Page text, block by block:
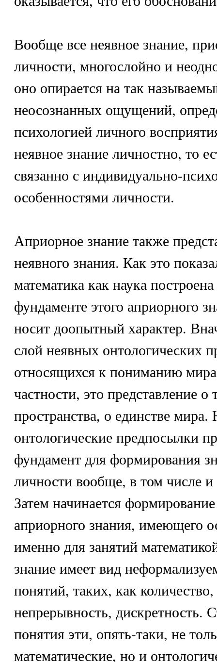
Вообще все неявное знание,
личности, многослойно и
оно опирается на так
неосознанных ощущений,
психологией личного
неявное знание личностно, то
связанно с индивидуально-
особенностями личности.
Априорное знание также
неявного знания. Как это
математика как наука
фундаменте этого априорного
носит доопытный характер.
слой неявных онтологических
относящихся к пониманию
частности, это представление о
пространства, о единстве мира.
онтологические предпосылки
фундамент для формирования
личности вообще, в том числе и
Затем начинается
априорного знания, имеющего
именно для занятий
знание имеет вид
понятий, таких, как
непрерывность, дискретность.
понятия эти, опять-таки, не
математические, но и